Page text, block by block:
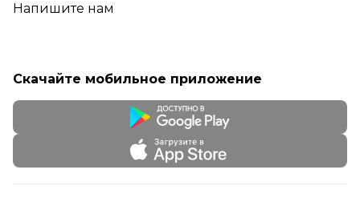
Напишите нам
Скачайте мобильное приложение